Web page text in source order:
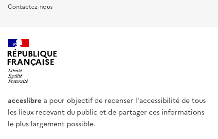
Contactez-nous
RÉPUBLIQUE
FRANÇAISE
acceslibre a pour objectif de recenser l'accessibilité de tous
les lieux recevant du public et de partager ces informations
le plus largement possible.